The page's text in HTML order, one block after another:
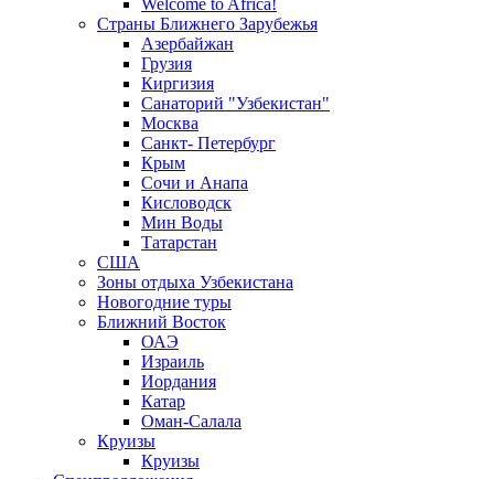
Welcome to Africa!
Страны Ближнего Зарубежья
Азербайжан
Грузия
Киргизия
Санаторий "Узбекистан"
Москва
Санкт- Петербург
Крым
Сочи и Анапа
Кисловодск
Мин Воды
Татарстан
США
Зоны отдыха Узбекистана
Новогодние туры
Ближний Восток
ОАЭ
Израиль
Иордания
Катар
Оман-Салала
Круизы
Круизы